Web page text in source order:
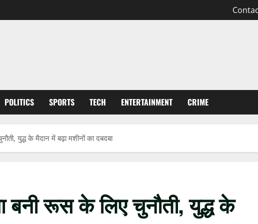
POLITICS SPORTS TECH ENTERTAINMENT CRIME
युद्ध के मैदान में बढ़ा मशीनों का दबदबा
बनी रूस के लिए चुनौती, युद्ध के